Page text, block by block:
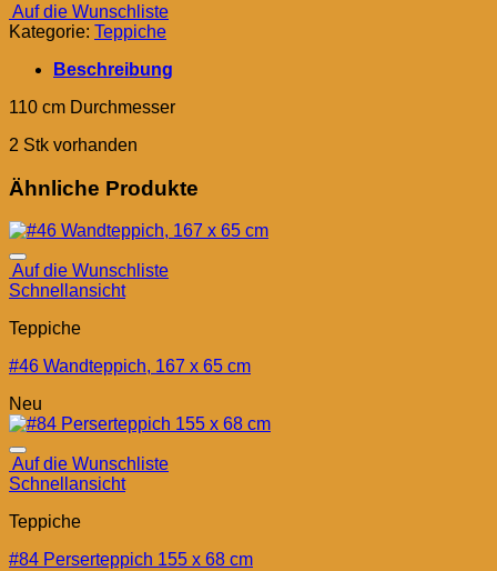
Auf die Wunschliste
Kategorie: Teppiche
Beschreibung
110 cm Durchmesser
2 Stk vorhanden
Ähnliche Produkte
Auf die Wunschliste
Schnellansicht
Teppiche
#46 Wandteppich, 167 x 65 cm
Neu
Auf die Wunschliste
Schnellansicht
Teppiche
#84 Perserteppich 155 x 68 cm